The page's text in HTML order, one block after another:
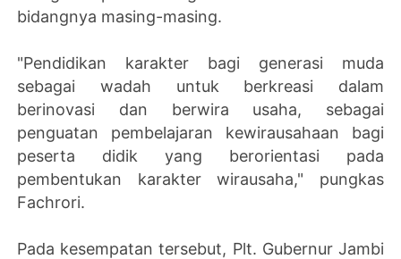
bidangnya masing-masing.
"Pendidikan karakter bagi generasi muda
sebagai wadah untuk berkreasi dalam
berinovasi dan berwira usaha, sebagai
penguatan pembelajaran kewirausahaan bagi
peserta didik yang berorientasi pada
pembentukan karakter wirausaha," pungkas
Fachrori.
Pada kesempatan tersebut, Plt. Gubernur Jambi